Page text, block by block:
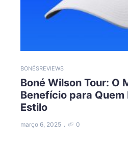
BONÉSREVIEWS
Boné Wilson Tour: O
Benefício para
Estilo
março 6, 2025 0